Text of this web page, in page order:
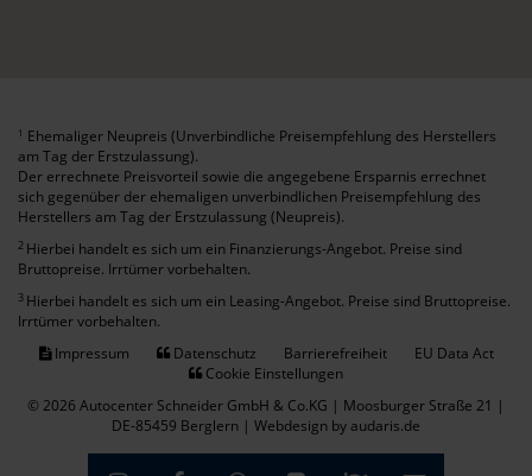
1 Ehemaliger Neupreis (Unverbindliche Preisempfehlung des Herstellers
am Tag der Erstzulassung).
Der errechnete Preisvorteil sowie die angegebene Ersparnis errechnet
sich gegenüber der ehemaligen unverbindlichen Preisempfehlung des
Herstellers am Tag der Erstzulassung (Neupreis).
2 Hierbei handelt es sich um ein Finanzierungs-Angebot. Preise sind
Bruttopreise. Irrtümer vorbehalten.
3 Hierbei handelt es sich um ein Leasing-Angebot. Preise sind Bruttopreise.
Irrtümer vorbehalten.
Impressum
Datenschutz Barrierefreiheit
EU Data Act
Cookie Einstellungen
© 2026 Autocenter Schneider GmbH & Co.KG | Moosburger Straße 21 |
DE-85459 Berglern | Webdesign by audaris.de